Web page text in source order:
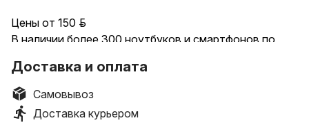
Цены от 150 руб.
В наличии более 300 ноутбуков и смартфонов по
Доставка по всей Беларуси на следующий день.
Ещё больше предложений на сайте 100NOUT.BY
Доставка и оплата
Самовывоз
Доставка курьером